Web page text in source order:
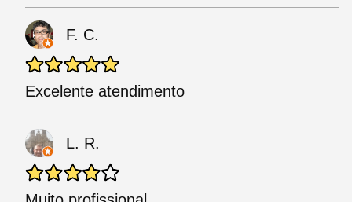
F. C.
Excelente atendimento
L. R.